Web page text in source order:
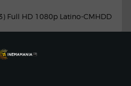
Full HD 1080p Latino-CMHDD